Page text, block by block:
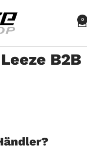
0
B2B